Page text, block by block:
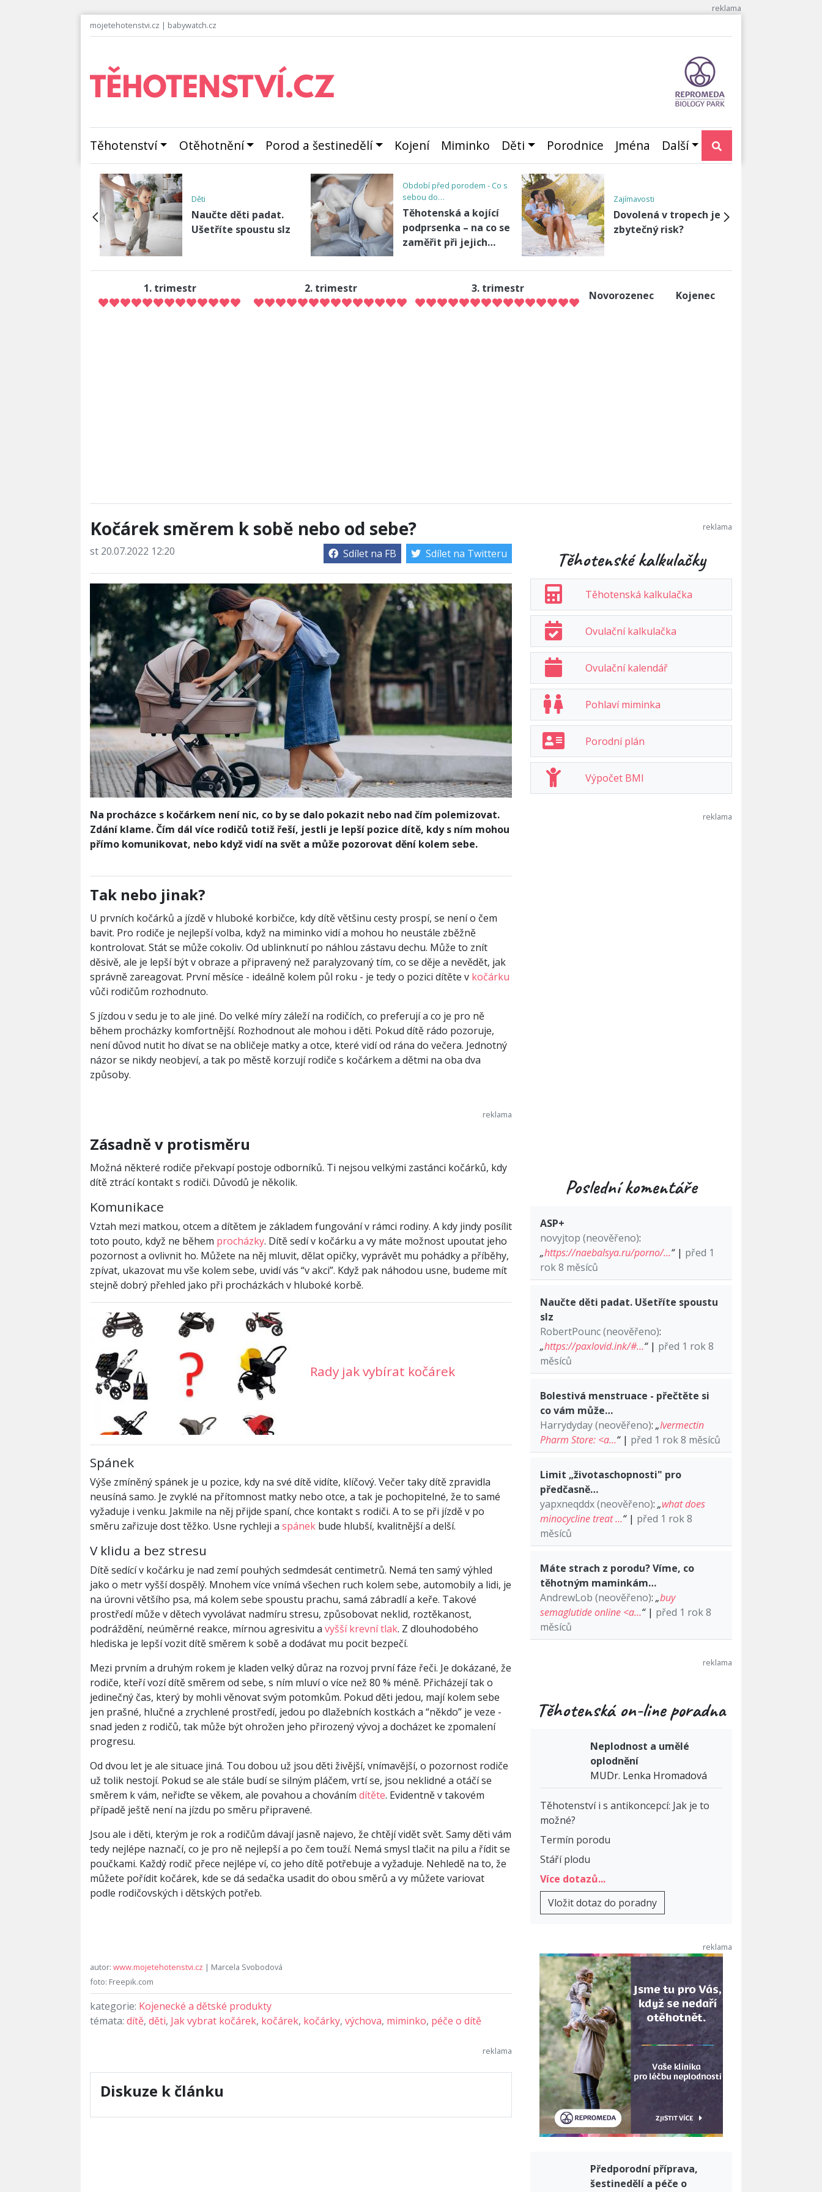
mojetehotenstvi.cz | babywatch.cz
Těhotenství Otěhotnění Porod a šestinedělí Kojení Miminko Děti Porodnice Jména Další
Malý chodec nebo
lenoch? Kolik děti
ujdou?
Porod a šestinedělí - I. doba
porod…
Vaše vagína po
porodu není tak
děsivá, jak se obáváte
Rozhovor: Vše co
byste měli vědět o
reprodukční medicíně
1. trimestr 2. trimestr 3. trimestr
Novorozenec Kojenec
Kočárek směrem k sobě nebo od sebe?
st 20.07.2022 12:20 Sdílet na FB Sdílet na Twitteru
Na procházce s kočárkem není nic, co by se dalo pokazit nebo nad čím polemizovat.
Zdání klame. Čím dál více rodičů totiž řeší, jestli je lepší pozice dítě, kdy s ním mohou
přímo komunikovat, nebo když vidí na svět a může pozorovat dění kolem sebe.
Tak nebo jinak?
U prvních kočárků a jízdě v hluboké korbičce, kdy dítě většinu cesty prospí, se není o čem
bavit. Pro rodiče je nejlepší volba, když na miminko vidí a mohou ho neustále zběžně
kontrolovat. Stát se může cokoliv. Od ublinknutí po náhlou zástavu dechu. Může to znít
děsivě, ale je lepší být v obraze a připravený než paralyzovaný tím, co se děje a nevědět, jak
správně zareagovat. První měsíce - ideálně kolem půl roku - je tedy o pozici dítěte v kočárku
vůči rodičům rozhodnuto.
S jízdou v sedu je to ale jiné. Do velké míry záleží na rodičích, co preferují a co je pro ně
během procházky komfortnější. Rozhodnout ale mohou i děti. Pokud dítě rádo pozoruje,
není důvod nutit ho dívat se na obličeje matky a otce, které vidí od rána do večera. Jednotný
názor se nikdy neobjeví, a tak po městě korzují rodiče s kočárkem a dětmi na oba dva
způsoby.
Zásadně v protisměru
Možná některé rodiče překvapí postoje odborníků. Ti nejsou velkými zastánci kočárků, kdy
dítě ztrácí kontakt s rodiči. Důvodů je několik.
Komunikace
Vztah mezi matkou, otcem a dítětem je základem fungování v rámci rodiny. A kdy jindy posílit
toto pouto, když ne během procházky. Dítě sedí v kočárku a vy máte možnost upoutat jeho
pozornost a ovlivnit ho. Můžete na něj mluvit, dělat opičky, vyprávět mu pohádky a příběhy,
zpívat, ukazovat mu vše kolem sebe, uvidí vás “v akci”. Když pak náhodou usne, budeme mít
stejně dobrý přehled jako při procházkách v hluboké korbě.
Rady jak vybírat kočárek
Spánek
Výše zmíněný spánek je u pozice, kdy na své dítě vidíte, klíčový. Večer taky dítě zpravidla
neusíná samo. Je zvyklé na přítomnost matky nebo otce, a tak je pochopitelné, že to samé
vyžaduje i venku. Jakmile na něj přijde spaní, chce kontakt s rodiči. A to se při jízdě v po
směru zařizuje dost těžko. Usne rychleji a spánek bude hlubší, kvalitnější a delší.
V klidu a bez stresu
Dítě sedící v kočárku je nad zemí pouhých sedmdesát centimetrů. Nemá ten samý výhled
jako o metr vyšší dospělý. Mnohem více vnímá všechen ruch kolem sebe, automobily a lidi, je
na úrovni většího psa, má kolem sebe spoustu prachu, samá zábradlí a keře. Takové
prostředí může v dětech vyvolávat nadmíru stresu, způsobovat neklid, roztěkanost,
podráždění, neúměrné reakce, mírnou agresivitu a vyšší krevní tlak. Z dlouhodobého
hlediska je lepší vozit dítě směrem k sobě a dodávat mu pocit bezpečí.
Mezi prvním a druhým rokem je kladen velký důraz na rozvoj první fáze řeči. Je dokázané, že
rodiče, kteří vozí dítě směrem od sebe, s ním mluví o více než 80 % méně. Přicházejí tak o
jedinečný čas, který by mohli věnovat svým potomkům. Pokud děti jedou, mají kolem sebe
jen prašné, hlučné a zrychlené prostředí, jedou po dlažebních kostkách a “někdo” je veze -
snad jeden z rodičů, tak může být ohrožen jeho přirozený vývoj a docházet ke zpomalení
progresu.
Od dvou let je ale situace jiná. Tou dobou už jsou děti živější, vnímavější, o pozornost rodiče
už tolik nestojí. Pokud se ale stále budí se silným pláčem, vrtí se, jsou neklidné a otáčí se
směrem k vám, neřiďte se věkem, ale povahou a chováním dítěte. Evidentně v takovém
případě ještě není na jízdu po směru připravené.
Jsou ale i děti, kterým je rok a rodičům dávají jasně najevo, že chtějí vidět svět. Samy děti vám
tedy nejlépe naznačí, co je pro ně nejlepší a po čem touží. Nemá smysl tlačit na pilu a řídit se
poučkami. Každý rodič přece nejlépe ví, co jeho dítě potřebuje a vyžaduje. Nehledě na to, že
můžete pořídit kočárek, kde se dá sedačka usadit do obou směrů a vy můžete variovat
podle rodičovských i dětských potřeb.
autor: www.mojetehotenstvi.cz | Marcela Svobodová
foto: Freepik.com
kategorie: Kojenecké a dětské produkty
témata: dítě, děti, Jak vybrat kočárek, kočárek, kočárky, výchova, miminko, péče o dítě
Diskuze k článku
Těhotenské kalkulačky
Těhotenská kalkulačka
Ovulační kalkulačka
Ovulační kalendář
Pohlaví miminka
Porodní plán
Výpočet BMI
Poslední komentáře
ASP+
novyjtop (neověřeno):
„https://naebalsya.ru/porno/…“| před 1
rok 8 měsíců
Naučte děti padat. Ušetříte spoustu
slz
RobertPounc (neověřeno):
„https://paxlovid.ink/#…“| před 1 rok 8
měsíců
Bolestivá menstruace - přečtěte si
co vám může…
Harrydyday (neověřeno): „Ivermectin
Pharm Store: <a…“| před 1 rok 8 měsíců
Limit „životaschopnosti" pro
předčasně…
yapxneqddx (neověřeno): „what does
minocycline treat …“| před 1 rok 8
měsíců
Máte strach z porodu? Víme, co
těhotným maminkám…
AndrewLob (neověřeno): „buy
semaglutide online <a…“| před 1 rok 8
měsíců
Těhotenská on-line poradna
Neplodnost a umělé
oplodnění
MUDr. Lenka Hromadová
Těhotenství i s antikoncepcí: Jak je to
možné?
Termín porodu
Stáří plodu
Více dotazů...
Vložit dotaz do poradny
Předporodní příprava,
šestinedělí a péče o